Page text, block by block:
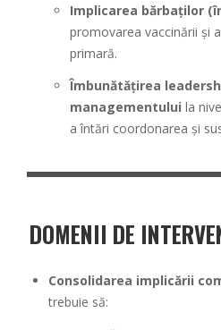
Implicarea bărbaților
promovarea vaccinării și
primară.
Îmbunătățirea
managementului la
a întări coordonarea și
DOMENII DE
Consolidarea implicării
trebuie să: